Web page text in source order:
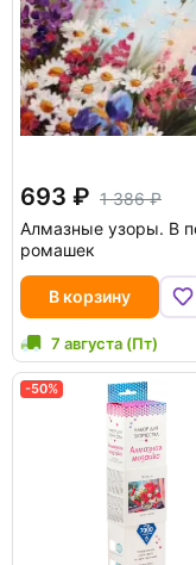
693
1 386
Алмазные узоры. В
ромашек
В корзину
7 августа (Пт)
-50%